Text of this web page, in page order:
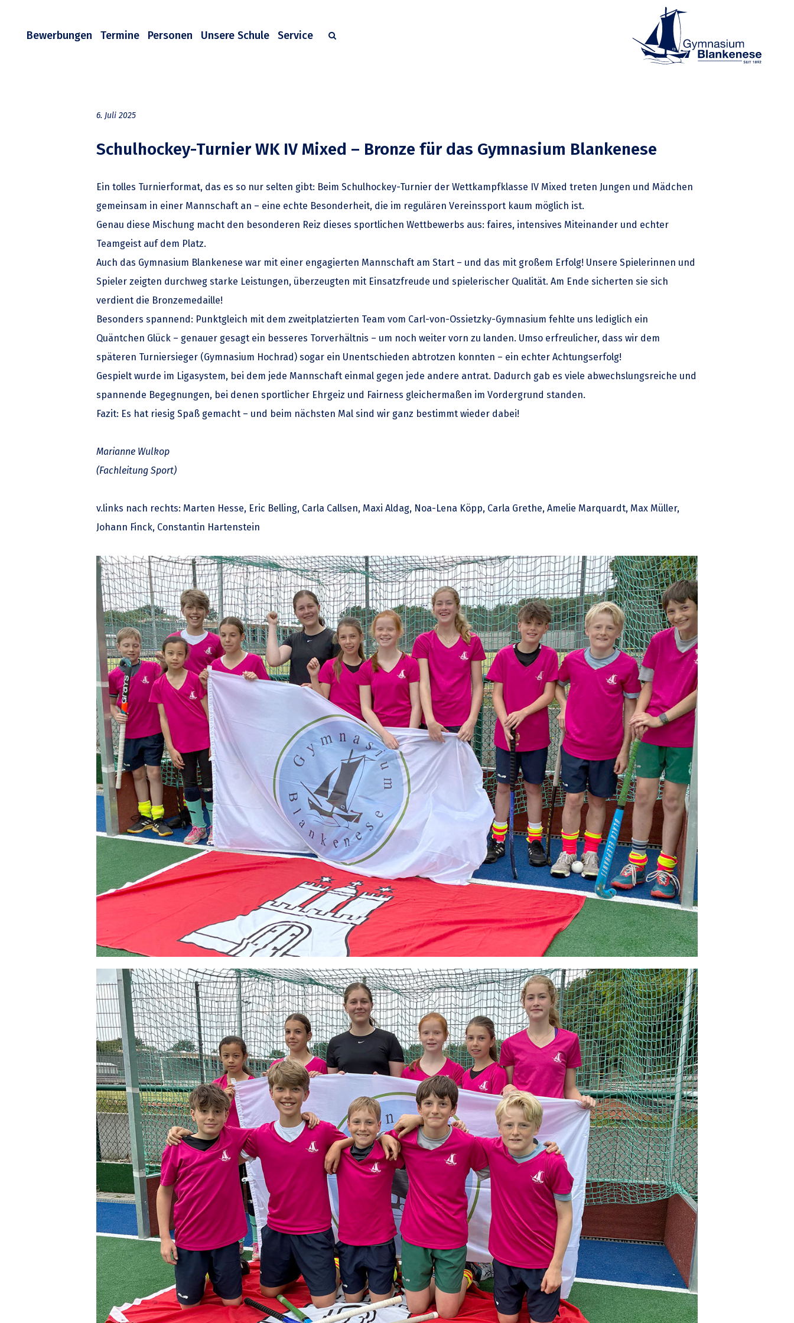
Bewerbungen Termine Personen Unsere Schule Service
6. Juli 2025
Schulhockey-Turnier WK IV Mixed – Bronze für das Gymnasium Blankenese
Ein tolles Turnierformat, das es so nur selten gibt: Beim Schulhockey-Turnier der Wettkampfklasse IV Mixed treten Jungen und Mädchen
gemeinsam in einer Mannschaft an – eine echte Besonderheit, die im regulären Vereinssport kaum möglich ist.
Genau diese Mischung macht den besonderen Reiz dieses sportlichen Wettbewerbs aus: faires, intensives Miteinander und echter
Teamgeist auf dem Platz.
Auch das Gymnasium Blankenese war mit einer engagierten Mannschaft am Start – und das mit großem Erfolg! Unsere Spielerinnen und
Spieler zeigten durchweg starke Leistungen, überzeugten mit Einsatzfreude und spielerischer Qualität. Am Ende sicherten sie sich
verdient die Bronzemedaille!
Besonders spannend: Punktgleich mit dem zweitplatzierten Team vom Carl-von-Ossietzky-Gymnasium fehlte uns lediglich ein
Quäntchen Glück – genauer gesagt ein besseres Torverhältnis – um noch weiter vorn zu landen. Umso erfreulicher, dass wir dem
späteren Turniersieger (Gymnasium Hochrad) sogar ein Unentschieden abtrotzen konnten – ein echter Achtungserfolg!
Gespielt wurde im Ligasystem, bei dem jede Mannschaft einmal gegen jede andere antrat. Dadurch gab es viele abwechslungsreiche und
spannende Begegnungen, bei denen sportlicher Ehrgeiz und Fairness gleichermaßen im Vordergrund standen.
Fazit: Es hat riesig Spaß gemacht – und beim nächsten Mal sind wir ganz bestimmt wieder dabei!
Marianne Wulkop
(Fachleitung Sport)
v.links nach rechts: Marten Hesse, Eric Belling, Carla Callsen, Maxi Aldag, Noa-Lena Köpp, Carla Grethe, Amelie Marquardt, Max Müller,
Johann Finck, Constantin Hartenstein